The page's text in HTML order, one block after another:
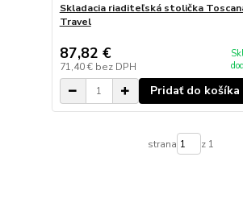
Skladacia riaditeľská stolička
Travel
87,82 €
71,40 € bez DPH
Pridať do košíka
strana z 1